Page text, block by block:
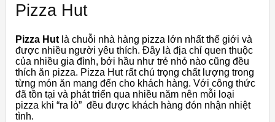
Pizza Hut
Pizza Hut là chuỗi nhà hàng pizza lớn nhất thế giới và
được nhiều người yêu thích. Đây là địa chỉ quen thuộc
của nhiều gia đình, bởi hầu như trẻ nhỏ nào cũng đều
thích ăn pizza. Pizza Hut rất chú trọng chất lượng trong
từng món ăn mang đến cho khách hàng. Với công thức
đã tồn tại và phát triển qua nhiều năm nên mỗi loại
pizza khi “ra lò” đều được khách hàng đón nhận nhiệt
tình.